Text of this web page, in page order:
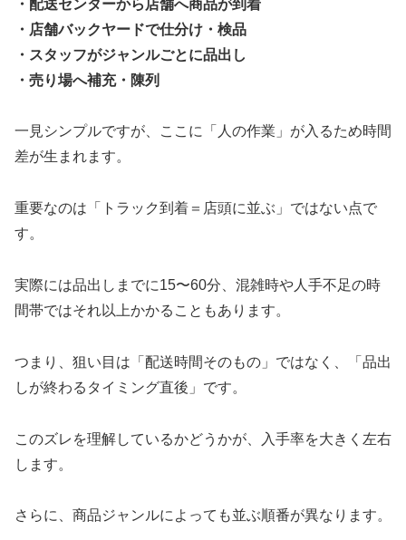
・配送センターから店舗へ商品が到着
・店舗バックヤードで仕分け・検品
・スタッフがジャンルごとに品出し
・売り場へ補充・陳列
一見シンプルですが、ここに「人の作業」が入るため時間
差が生まれます。
重要なのは「トラック到着＝店頭に並ぶ」ではない点で
す。
実際には品出しまでに15〜60分、混雑時や人手不足の時
間帯ではそれ以上かかることもあります。
つまり、狙い目は「配送時間そのもの」ではなく、「品出
しが終わるタイミング直後」です。
このズレを理解しているかどうかが、入手率を大きく左右
します。
さらに、商品ジャンルによっても並ぶ順番が異なります。